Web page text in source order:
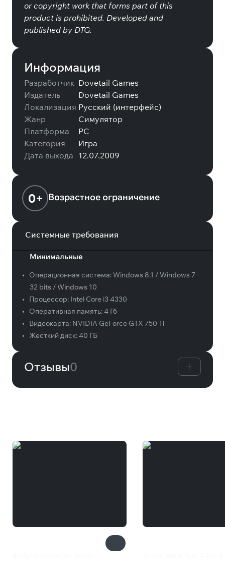
or copyright work that forms part of this
product is prohibited. Developed and
published by DTG.
Информация
Разработчик Dovetail Games
Издатель
Dovetail Games
Локализация Русский (интерфейс)
Жанр
Симулятор
Платформа
PC
Категория
Игра
Дата выхода 12.07.2009
0+ Возрастное ограничение
Системные требования
Минимальные
• Операционная система:Windows 8.1 / Windows 7
32 bits / Windows 10
•
Процессор: Intel Core i3 4330
•
Оперативная память:4 Гб
•
Видеокарта: NVIDIA GeForce GTX 750 Ti
•
Жесткий диск:40 ГБ
Отзывы0